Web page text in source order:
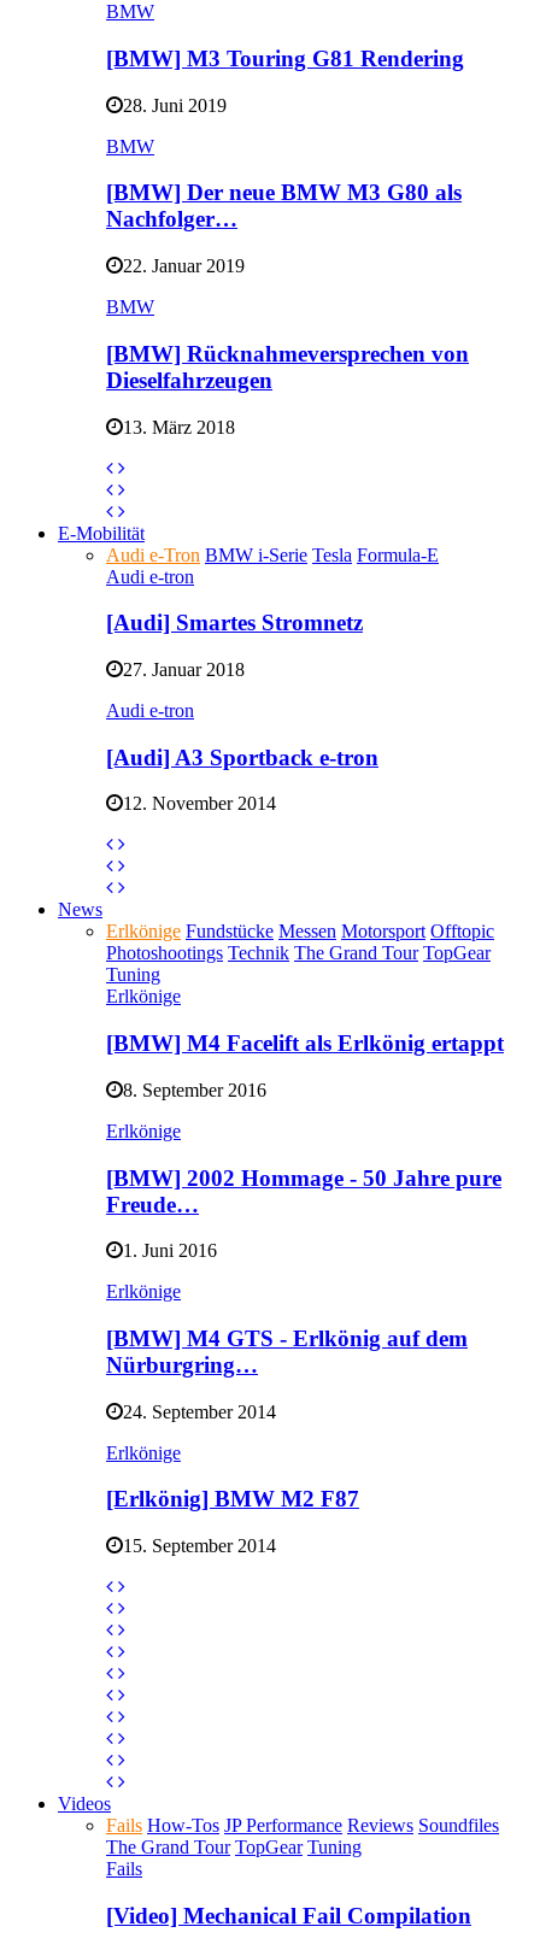
BMW
[BMW] M3 Touring G81 Rendering
28. Juni 2019
BMW
[BMW] Der neue BMW M3 G80 als
Nachfolger…
22. Januar 2019
BMW
[BMW] Rücknahmeversprechen von
Dieselfahrzeugen
13. März 2018
E-Mobilität
Audi e-Tron BMW i-Serie Tesla Formula-E
Audi e-tron
[Audi] Smartes Stromnetz
27. Januar 2018
Audi e-tron
[Audi] A3 Sportback e-tron
12. November 2014
News
Erlkönige Fundstücke Messen Motorsport Offtopic
Photoshootings Technik The Grand Tour TopGear
Tuning
Erlkönige
[BMW] M4 Facelift als Erlkönig ertappt
8. September 2016
Erlkönige
[BMW] 2002 Hommage - 50 Jahre pure
Freude…
1. Juni 2016
Erlkönige
[BMW] M4 GTS - Erlkönig auf dem
Nürburgring…
24. September 2014
Erlkönige
[Erlkönig] BMW M2 F87
15. September 2014
Videos
Fails How-Tos JP Performance Reviews Soundfiles
The Grand Tour TopGear Tuning
Fails
[Video] Mechanical Fail Compilation